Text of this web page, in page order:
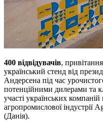
400 відвідувачів,
український стенд від
Андерсена під час
потенційними дилерами та
участі українських
агропромислової індустрії
(Данія).